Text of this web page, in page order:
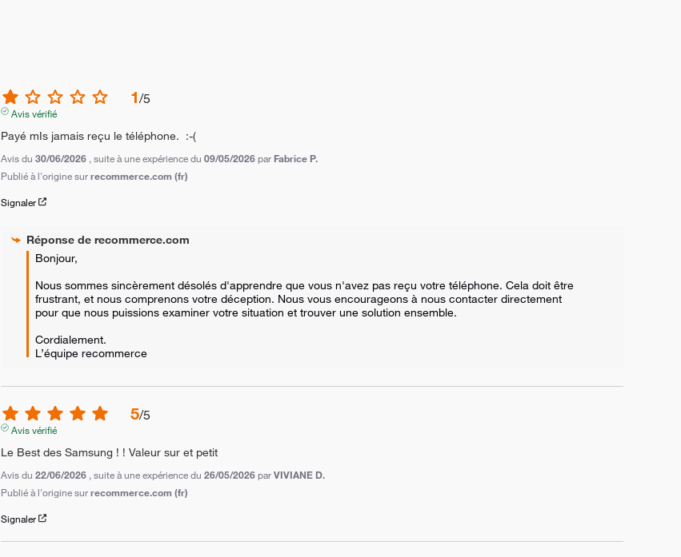
1/5
Avis vérifié
Payé mIs jamais reçu le téléphone.  :-(
Avis du30/06/2026 , suite à une expérience du09/05/2026 par Fabrice P.
Publié à l'origine surrecommerce.com (fr)
Signaler
Réponse derecommerce.com
Bonjour,
Nous sommes sincèrement désolés d'apprendre que vous n'avez pas reçu votre téléphone. Cela doit être
frustrant, et nous comprenons votre déception. Nous vous encourageons à nous contacter directement
pour que nous puissions examiner votre situation et trouver une solution ensemble.
Cordialement.
L’équipe recommerce
5/5
Avis vérifié
Le Best des Samsung ! ! Valeur sur et petit
Avis du22/06/2026 , suite à une expérience du26/05/2026 parVIVIANE D.
Publié à l'origine surrecommerce.com (fr)
Signaler